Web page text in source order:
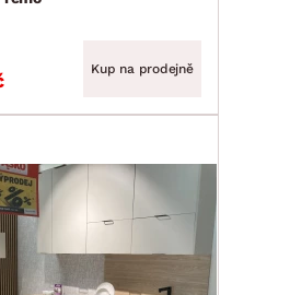
Kup na prodejně